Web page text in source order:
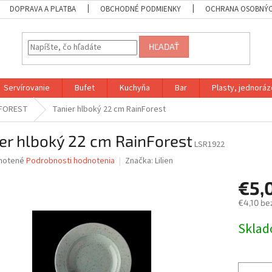
DOPRAVA A PLATBA OBCHODNÉ PODMIENKY OCHRANA
HĽADAŤ
Servírovanie Bufet Kuchyňa Bar Plasty,
Tanier hlboký 22 cm RainForest
hlboký 22 cm RainForestLSR1922
Podrobnosti hodnotenia Značka: Lilien
€4,10
cena: